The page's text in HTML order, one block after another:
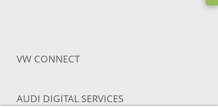
VW CONNECT
AUDI DIGITAL SERVICES